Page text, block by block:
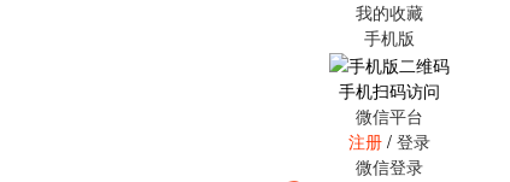
我的收藏
手机版
手机扫码访问
微信平台
注册 / 登录
微信登录